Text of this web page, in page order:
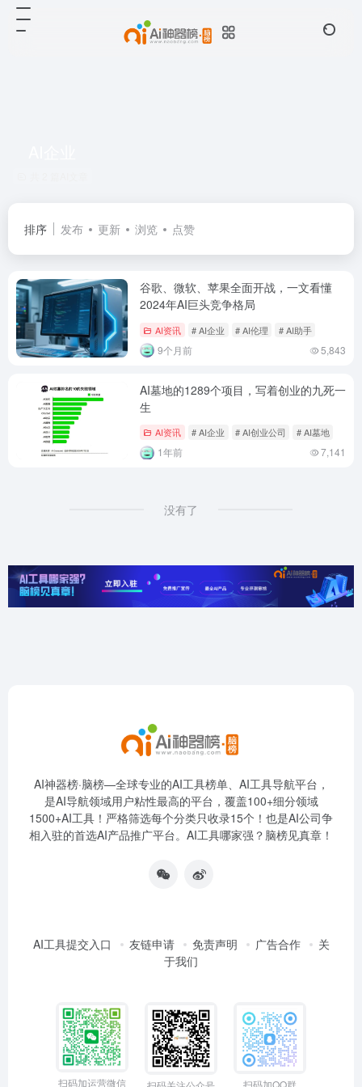
排序 发布 更新 浏览 点赞
谷歌、微软、苹果全面开战，一文看懂
2024年AI巨头竞争格局
AI资讯 # AI企业 # AI伦理 # AI助手
9个月前 5,843
AI墓地的1289个项目，写着创业的九死一
生
AI资讯 # AI企业 # AI创业公司 # AI墓地
1年前 7,141
没有了
AI神器榜·脑榜—全球专业的AI工具榜单、AI工具导航平台，
是AI导航领域用户粘性最高的平台，覆盖100+细分领域
1500+AI工具！严格筛选每个分类只收录15个！也是AI公司争
相入驻的首选AI产品推广平台。AI工具哪家强？脑榜见真章！
AI工具提交入口 友链申请 免责声明 广告合作
关
于我们
扫码加运营微信 扫码加QQ群